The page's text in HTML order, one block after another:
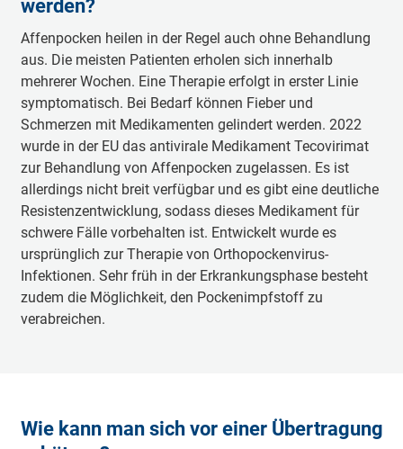
werden?
Affenpocken heilen in der Regel auch ohne Behandlung
aus. Die meisten Patienten erholen sich innerhalb
mehrerer Wochen. Eine Therapie erfolgt in erster Linie
symptomatisch. Bei Bedarf können Fieber und
Schmerzen mit Medikamenten gelindert werden. 2022
wurde in der EU das antivirale Medikament Tecovirimat
zur Behandlung von Affenpocken zugelassen. Es ist
allerdings nicht breit verfügbar und es gibt eine deutliche
Resistenzentwicklung, sodass dieses Medikament für
schwere Fälle vorbehalten ist. Entwickelt wurde es
ursprünglich zur Therapie von Orthopockenvirus-
Infektionen. Sehr früh in der Erkrankungsphase besteht
zudem die Möglichkeit, den Pockenimpfstoff zu
verabreichen.
Wie kann man sich vor einer Übertragung